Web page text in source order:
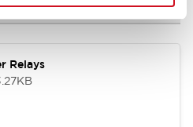
Relays